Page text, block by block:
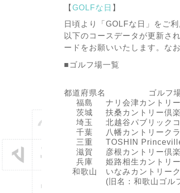
【 GOLFな日 】
日頃より「GOLFな日」をご
以下のコースデータが更新さ
ードをお願いいたします。な
■ゴルフ場一覧
都道府県名
ゴルフ
福島
ナリ会津カントリ
茨城
扶桑カントリー倶
埼玉
北越谷パブリック
千葉
八幡カントリーク
三重
TOSHIN
滋賀
彦根カントリー倶
兵庫
姫路相生カントリ
和歌山
いなみカントリー
(旧名：和歌山ゴル